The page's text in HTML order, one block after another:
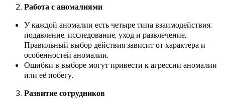
Работа с аномалиями
У каждой аномалии есть четыре типа взаимодействия:
подавление, исследование, уход и развлечение.
Правильный выбор действия зависит от характера и
особенностей аномалии.
Ошибки в выборе могут привести к агрессии аномалии
или её побегу.
Развитие сотрудников